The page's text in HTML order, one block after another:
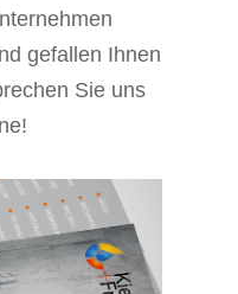
gefallen Ihnen
Sie uns